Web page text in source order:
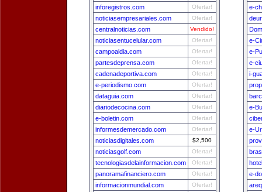
inforegistros.com Ofertar!
noticiasempresariales.com Ofertar!
centralnoticias.com Vendido!
noticiasentucelular.com Ofertar!
campoaldia.com Ofertar!
partesdeprensa.com Ofertar!
cadenadeportiva.com Ofertar!
e-periodismo.com Ofertar!
dataguia.com Ofertar!
diariodecocina.com Ofertar!
e-boletin.com Ofertar!
informesdemercado.com Ofertar!
noticiasdigitales.com $2,500
noticiasgolf.com Ofertar!
tecnologiasdelainformacion.com Ofertar!
panoramafinanciero.com Ofertar!
informacionmundial.com Ofertar!
e-
e-
e-
e-
i-
e-
e-
e-